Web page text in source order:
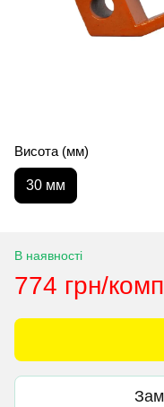
Висота (мм)
30 мм
В наявності
774 грн/